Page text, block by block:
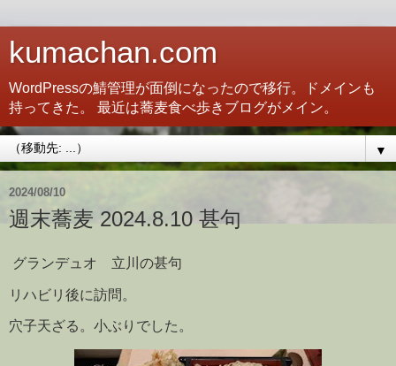
kumachan.com
WordPressの鯖管理が面倒になったので移行。ドメインも
持ってきた。 最近は蕎麦食べ歩きブログがメイン。
▼
2024/08/10
週末蕎麦 2024.8.10 甚句
グランデュオ 立川の甚句
リハビリ後に訪問。
穴子天ざる。小ぶりでした。